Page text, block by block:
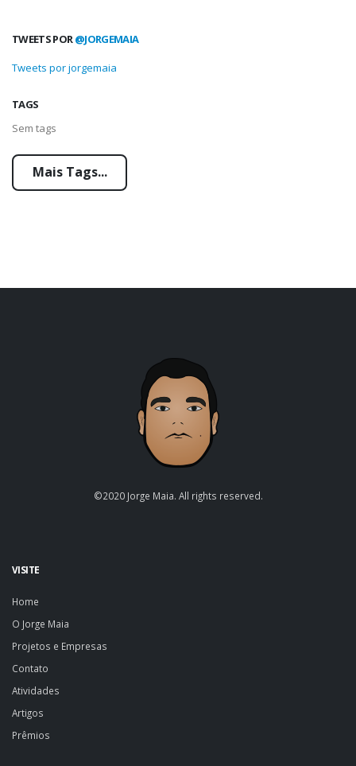
TWEETS POR@JORGEMAIA
Tweets por jorgemaia
TAGS
Sem tags
Mais Tags...
©2020 Jorge Maia. All rights reserved.
VISITE
Home
O Jorge Maia
Projetos e Empresas
Contato
Atividades
Artigos
Prêmios